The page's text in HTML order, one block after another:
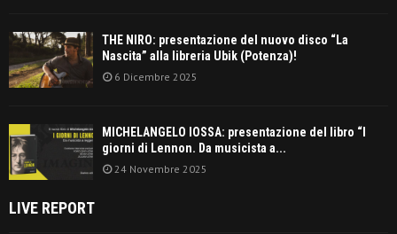
THE NIRO: presentazione del nuovo disco “La
Nascita” alla libreria Ubik (Potenza)!
6 Dicembre 2025
MICHELANGELO IOSSA: presentazione del libro “I
giorni di Lennon. Da musicista a...
24 Novembre 2025
LIVE REPORT